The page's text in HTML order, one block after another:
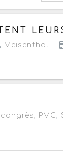
de 20h
, Meisenthal
de 20h
PMC,